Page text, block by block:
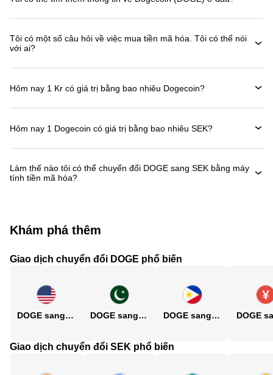
Tôi có một số câu hỏi về việc mua tiền mã hóa. Tôi có thể nói
với ai?
Hôm nay 1 Kr có giá trị bằng bao nhiêu Dogecoin?
Hôm nay 1 Dogecoin có giá trị bằng bao nhiêu SEK?
Làm thế nào tôi có thể chuyển đổi DOGE sang SEK bằng máy
tính tiền mã hóa?
Khám phá thêm
Giao dịch chuyển đổi DOGE phổ biến
DOGE sang USD DOGE sang PKR DOGE sang PHP
Giao dịch chuyển đổi SEK phổ biến